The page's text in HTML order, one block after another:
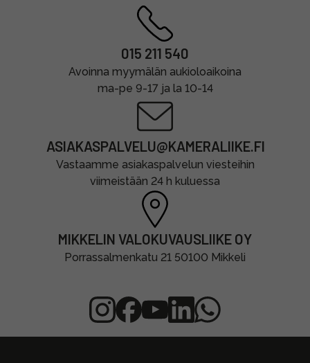
015 211 540
Avoinna myymälän aukioloaikoina
ma-pe 9-17 ja la 10-14
ASIAKASPALVELU@KAMERALIIKE.FI
Vastaamme asiakaspalvelun viesteihin
viimeistään 24 h kuluessa
MIKKELIN VALOKUVAUSLIIKE OY
Porrassalmenkatu 21 50100 Mikkeli